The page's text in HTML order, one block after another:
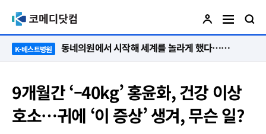
K-베스트병원 동네의원에서 시작해 세계를 놀라게 했다…관악구 50년 병원의 기적
9개월간 ‘–40kg’ 홍윤화, 건강 이상
호소…귀에 ‘이 증상’ 생겨, 무슨 일?